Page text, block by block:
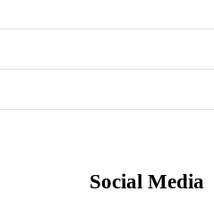
Social Media